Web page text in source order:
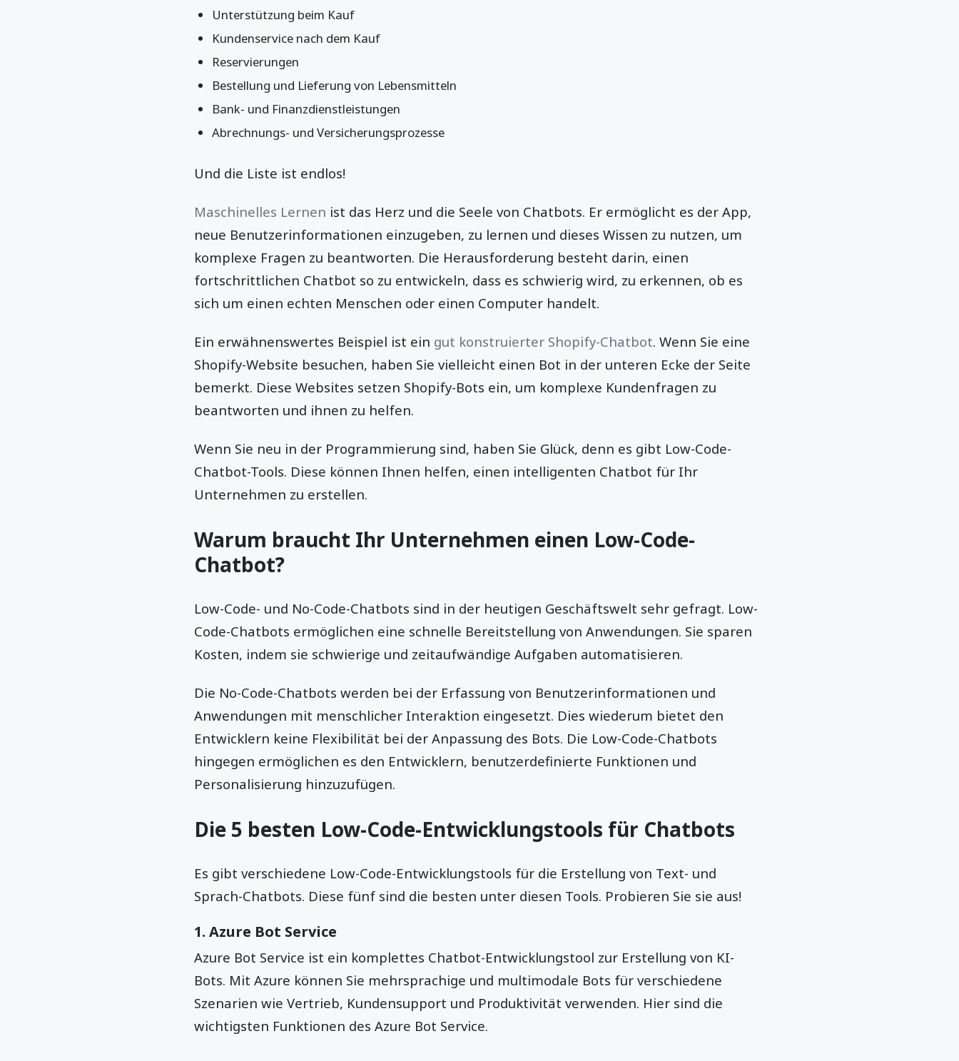
Unterstützung beim Kauf
Kundenservice nach dem Kauf
Reservierungen
Bestellung und Lieferung von Lebensmitteln
Bank- und Finanzdienstleistungen
Abrechnungs- und Versicherungsprozesse
Und die Liste ist endlos!
Maschinelles Lernen ist das Herz und die Seele von Chatbots. Er ermöglicht es der App,
neue Benutzerinformationen einzugeben, zu lernen und dieses Wissen zu nutzen, um
komplexe Fragen zu beantworten. Die Herausforderung besteht darin, einen
fortschrittlichen Chatbot so zu entwickeln, dass es schwierig wird, zu erkennen, ob es
sich um einen echten Menschen oder einen Computer handelt.
Ein erwähnenswertes Beispiel ist ein gut konstruierter Shopify-Chatbot. Wenn Sie eine
Shopify-Website besuchen, haben Sie vielleicht einen Bot in der unteren Ecke der Seite
bemerkt. Diese Websites setzen Shopify-Bots ein, um komplexe Kundenfragen zu
beantworten und ihnen zu helfen.
Wenn Sie neu in der Programmierung sind, haben Sie Glück, denn es gibt Low-Code-
Chatbot-Tools. Diese können Ihnen helfen, einen intelligenten Chatbot für Ihr
Unternehmen zu erstellen.
Warum braucht Ihr Unternehmen einen Low-Code-
Chatbot?
Low-Code- und No-Code-Chatbots sind in der heutigen Geschäftswelt sehr gefragt. Low-
Code-Chatbots ermöglichen eine schnelle Bereitstellung von Anwendungen. Sie sparen
Kosten, indem sie schwierige und zeitaufwändige Aufgaben automatisieren.
Die No-Code-Chatbots werden bei der Erfassung von Benutzerinformationen und
Anwendungen mit menschlicher Interaktion eingesetzt. Dies wiederum bietet den
Entwicklern keine Flexibilität bei der Anpassung des Bots. Die Low-Code-Chatbots
hingegen ermöglichen es den Entwicklern, benutzerdefinierte Funktionen und
Personalisierung hinzuzufügen.
Die 5 besten Low-Code-Entwicklungstools für Chatbots
Es gibt verschiedene Low-Code-Entwicklungstools für die Erstellung von Text- und
Sprach-Chatbots. Diese fünf sind die besten unter diesen Tools. Probieren Sie sie aus!
1. Azure Bot Service
Azure Bot Service ist ein komplettes Chatbot-Entwicklungstool zur Erstellung von KI-
Bots. Mit Azure können Sie mehrsprachige und multimodale Bots für verschiedene
Szenarien wie Vertrieb, Kundensupport und Produktivität verwenden. Hier sind die
wichtigsten Funktionen des Azure Bot Service.